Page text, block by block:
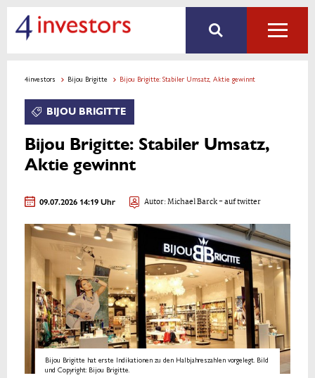
4investors Bijou Brigitte Bijou Brigitte: Stabiler Umsatz, Aktie gewinnt
BIJOU BRIGITTE
Bijou Brigitte: Stabiler Umsatz,
Aktie gewinnt
09.07.2026 14:19 Uhr Autor:Michael Barck- auf twitter
Bijou Brigitte hat erste Indikationen zu den Halbjahreszahlen vorgelegt. Bild
und Copyright: Bijou Brigitte.